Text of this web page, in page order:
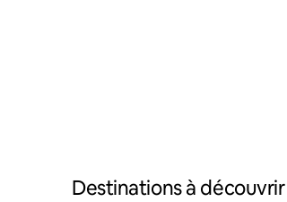
Destinations à découvrir